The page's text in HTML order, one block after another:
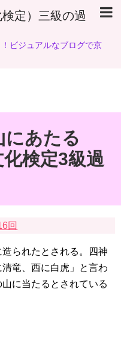
定）三級の過
ビジュアルなブログで京
にあたる
検定3級過
回
造られたとされる。四神
竜、西に白虎」と言わ
に当たるとされている